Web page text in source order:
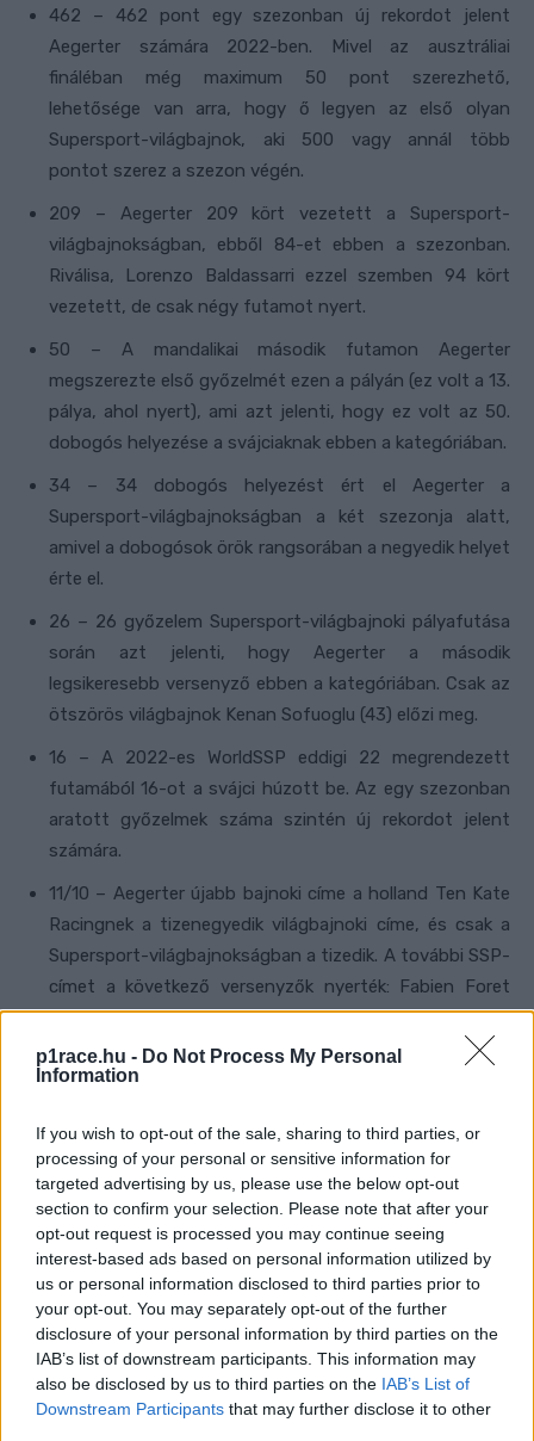
p1race.hu - Do Not Process My Personal
Information
If you wish to opt-out of the sale, sharing to third parties, or
processing of your personal or sensitive information for
targeted advertising by us, please use the below opt-out
section to confirm your selection. Please note that after your
opt-out request is processed you may continue seeing
interest-based ads based on personal information utilized by
us or personal information disclosed to third parties prior to
your opt-out. You may separately opt-out of the further
disclosure of your personal information by third parties on the
IAB’s list of downstream participants. This information may
also be disclosed by us to third parties on the IAB’s List of
Downstream Participants that may further disclose it to other
462 – 462 pont egy szezonban új rekordot jelent
Aegerter számára 2022-ben. Mivel az ausztráliai
fináléban még maximum 50 pont szerezhető,
lehetősége van arra, hogy ő legyen az első olyan
Supersport-világbajnok, aki 500 vagy annál több
pontot szerez a szezon végén.
209 – Aegerter 209 kört vezetett a Supersport-
világbajnokságban, ebből 84-et ebben a szezonban.
Riválisa, Lorenzo Baldassarri ezzel szemben 94 kört
vezetett, de csak négy futamot nyert.
50 – A mandalikai második futamon Aegerter
megszerezte első győzelmét ezen a pályán (ez volt a 13.
pálya, ahol nyert), ami azt jelenti, hogy ez volt az 50.
dobogós helyezése a svájciaknak ebben a kategóriában.
34 – 34 dobogós helyezést ért el Aegerter a
Supersport-világbajnokságban a két szezonja alatt,
amivel a dobogósok örök rangsorában a negyedik helyet
érte el.
26 – 26 győzelem Supersport-világbajnoki pályafutása
során azt jelenti, hogy Aegerter a második
legsikeresebb versenyző ebben a kategóriában. Csak az
ötszörös világbajnok Kenan Sofuoglu (43) előzi meg.
16 – A 2022-es WorldSSP eddigi 22 megrendezett
futamából 16-ot a svájci húzott be. Az egy szezonban
aratott győzelmek száma szintén új rekordot jelent
számára.
11/10 – Aegerter újabb bajnoki címe a holland Ten Kate
Racingnek a tizenegyedik világbajnoki címe, és csak a
Supersport-világbajnokságban a tizedik. A további SSP-
címet a következő versenyzők nyerték: Fabien Foret
2002-ben, Chris Vermeulen 2003-ban, Karl Muggeridge
2004-ben, Sebastien Charpentier 2005-ben és 2006-
ban, Sofuoglu 2007-ben és 2010-ben, Andrew Pitt
2021-ben. James Toseland pedig 2007-ben
diadalmaskodott a Superbike-világbajnokságon.
9 – Az aragóniai 2. futamtól a Donington Parkban
rendezett 2. futamig Aegerter kiegyenlítette Andrea
Locatelli rekordját, aki egy szezonban kilenc egymást
követő győzelmet ért el.
3 – Aegerter a Supersport világbajnokság történetében
Charpentier (2005 és 2006) és Sofuoglu (2015 és 2016)
után mindössze a harmadik olyan versenyző, aki